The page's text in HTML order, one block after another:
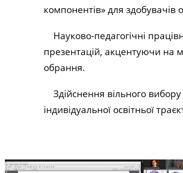
компонентів» для
Науково-педагогічні
презентацій, акцентуючи на
обрання.
Здійснення вільного
індивідуальної освітньої